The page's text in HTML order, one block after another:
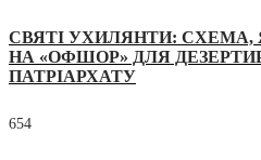
СВЯТІ УХИЛЯНТИ: СХЕМА,
НА «ОФШОР» ДЛЯ
ПАТРІАРХАТУ
654